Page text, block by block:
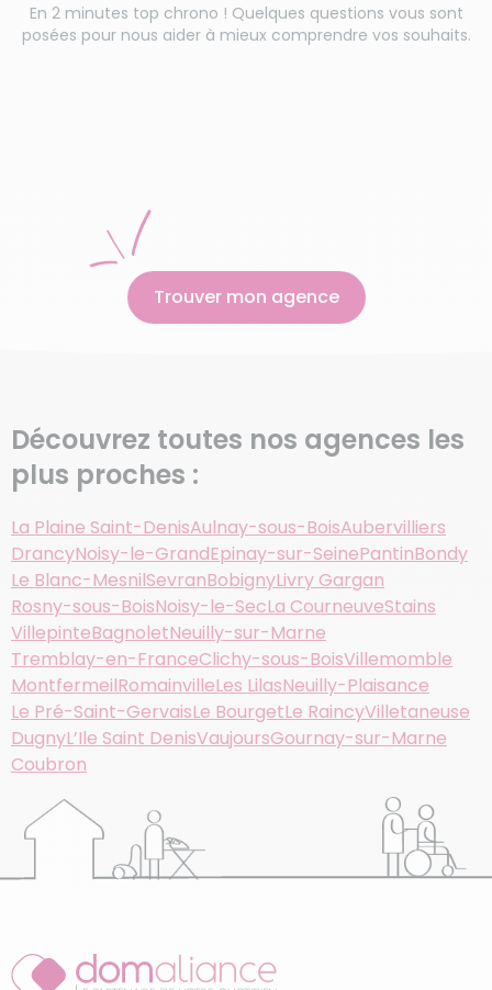
En 2 minutes top chrono ! Quelques questions vous sont
posées pour nous aider à mieux comprendre vos souhaits.
Trouver mon agence
Découvrez toutes nos agences les
plus proches :
La Plaine Saint-DenisAulnay-sous-BoisAubervilliers
DrancyNoisy-le-GrandEpinay-sur-SeinePantinBondy
Le Blanc-MesnilSevranBobignyLivry Gargan
Rosny-sous-BoisNoisy-le-SecLa CourneuveStains
VillepinteBagnoletNeuilly-sur-Marne
Tremblay-en-FranceClichy-sous-BoisVillemomble
MontfermeilRomainvilleLes LilasNeuilly-Plaisance
Le Pré-Saint-GervaisLe BourgetLe RaincyVilletaneuse
DugnyL’Ile Saint DenisVaujoursGournay-sur-Marne
Coubron